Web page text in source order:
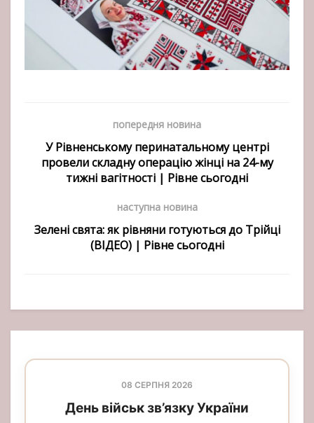
попередня новина
У Рівненському перинатальному центрі
провели складну операцію жінці на 24-му
тижні вагітності | Рівне сьогодні
наступна новина
Зелені свята: як рівняни готуються до Трійці
(ВІДЕО) | Рівне сьогодні
08 СЕРПНЯ 2026
День військ зв’язку України